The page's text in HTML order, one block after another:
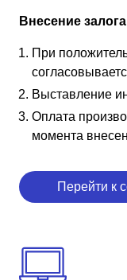
Внесение
При
Выставление
Оплата
момента
Перейти к